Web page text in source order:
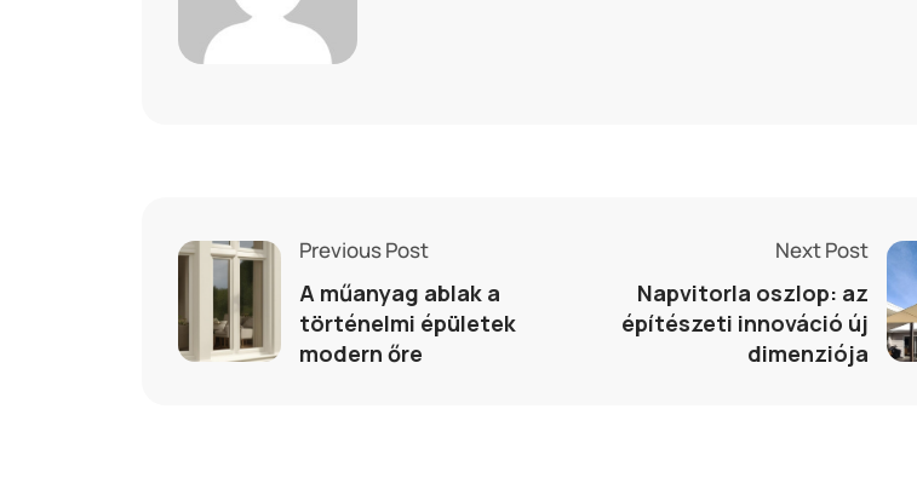
Previous Post
A műanyag ablak a
történelmi épületek
modern őre
Next Post
Napvitorla oszlop: az
építészeti innováció új
dimenziója